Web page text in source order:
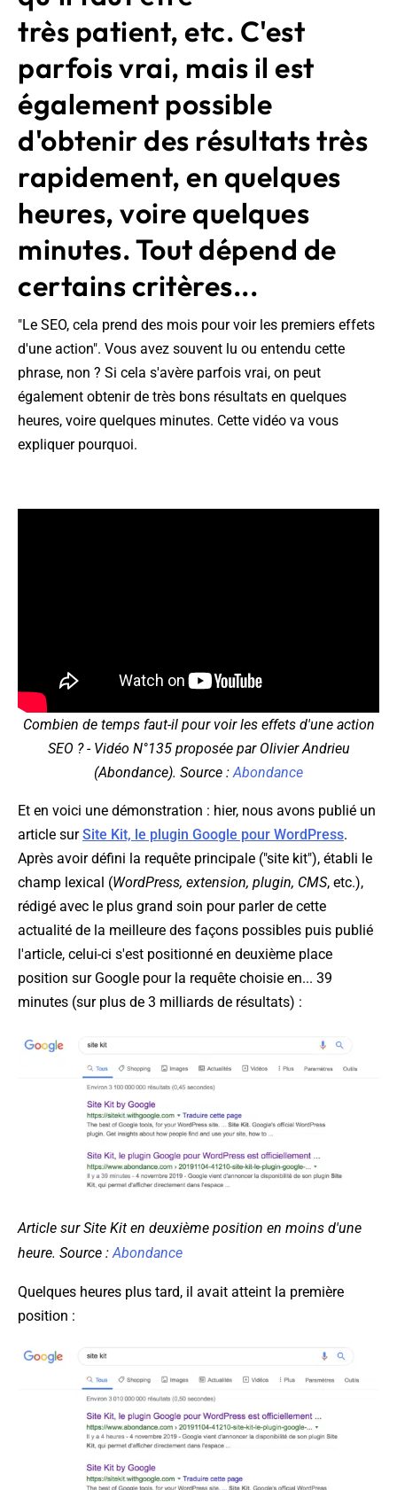
très patient, etc. C'est
parfois vrai, mais il est
également possible
d'obtenir des résultats très
rapidement, en quelques
heures, voire quelques
minutes. Tout dépend de
certains critères...
"Le SEO, cela prend des mois pour voir les premiers effets
d'une action". Vous avez souvent lu ou entendu cette
phrase, non ? Si cela s'avère parfois vrai, on peut
également obtenir de très bons résultats en quelques
heures, voire quelques minutes. Cette vidéo va vous
expliquer pourquoi.
Combien de temps faut-il pour voir les effets d'une action
SEO ? - Vidéo N°135 proposée par Olivier Andrieu
(Abondance). Source : Abondance
Et en voici une démonstration : hier, nous avons publié un
article surSite Kit, le plugin Google pour WordPress.
Après avoir défini la requête principale ("site kit"), établi le
champ lexical (WordPress, extension, plugin, CMS, etc.),
rédigé avec le plus grand soin pour parler de cette
actualité de la meilleure des façons possibles puis publié
l'article, celui-ci s'est positionné en deuxième place
position sur Google pour la requête choisie en... 39
minutes (sur plus de 3 milliards de résultats) :
Article sur Site Kit en deuxième position en moins d'une
heure. Source : Abondance
Quelques heures plus tard, il avait atteint la première
position :